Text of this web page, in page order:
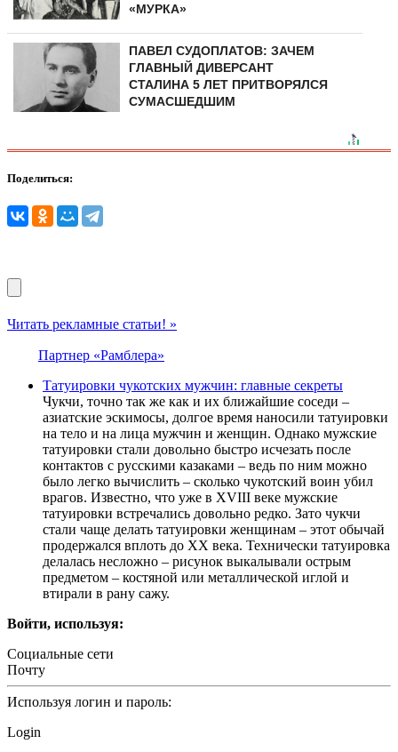
«МУРКА»
ПАВЕЛ СУДОПЛАТОВ: ЗАЧЕМ
ГЛАВНЫЙ ДИВЕРСАНТ
СТАЛИНА 5 ЛЕТ ПРИТВОРЯЛСЯ
СУМАСШЕДШИМ
Поделиться:
Читать рекламные статьи! »
Партнер «Рамблера»
Татуировки чукотских мужчин: главные секреты
Чукчи, точно так же как и их ближайшие соседи –
азиатские эскимосы, долгое время наносили татуировки
на тело и на лица мужчин и женщин. Однако мужские
татуировки стали довольно быстро исчезать после
контактов с русскими казаками – ведь по ним можно
было легко вычислить – сколько чукотский воин убил
врагов. Известно, что уже в XVIII веке мужские
татуировки встречались довольно редко. Зато чукчи
стали чаще делать татуировки женщинам – этот обычай
продержался вплоть до XX века. Технически татуировка
делалась несложно – рисунок выкалывали острым
предметом – костяной или металлической иглой и
втирали в рану сажу.
Войти, используя:
Социальные сети
Почту
Используя логин и пароль:
Login